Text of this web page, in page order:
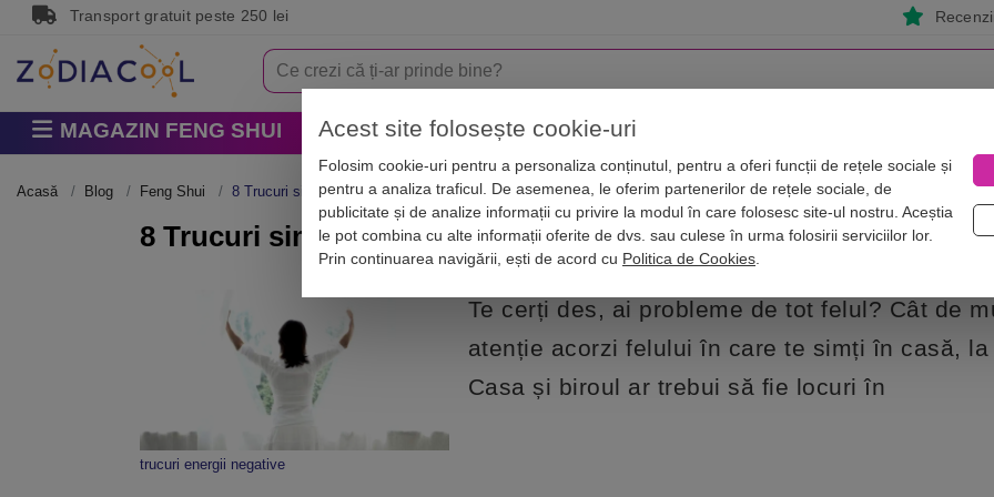
Transport gratuit peste 250 lei
MAGAZIN FENG SHUI Horoscop Zodii Astrologie Numerologie
Acasă Blog Feng Shui 8 Trucuri simple ca să scapi de energiile negative din casa și biroul tău
8 Trucuri simple ca să scapi de energiile negative din casa și
trucuri energii negative
Te cerți des, ai probleme de tot felul? Cât de
atenție acorzi felului în care te simți în casă, la
Casa și biroul ar trebui să fie locuri în
Acest site folosește cookie-uri
Folosim cookie-uri pentru a personaliza conținutul, pentru a oferi funcții de rețele sociale și
pentru a analiza traficul. De asemenea, le oferim partenerilor de rețele sociale, de
publicitate și de analize informații cu privire la modul în care folosesc site-ul nostru. Aceștia
le pot combina cu alte informații oferite de dvs. sau culese în urma folosirii serviciilor lor.
Prin continuarea navigării, ești de acord cu Politica de Cookies.